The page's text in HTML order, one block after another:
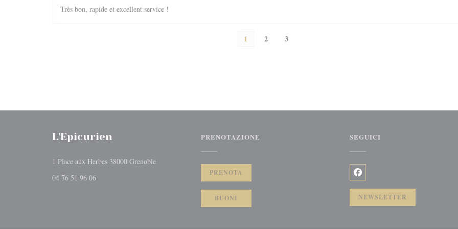
Très bon, rapide et excellent service !
1 2 3
L'Epicurien
1 Place aux Herbes 38000 Grenoble((apre una nuova finestra))
04 76 51 96 06
PRENOTAZIONE
PRENOTA
BUONI
SEGUICI
Facebook ((apre una nuova
NEWSLETTER